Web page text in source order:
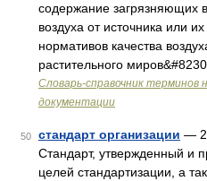
содержание загрязняющих
воздуха от источника или
нормативов качества
растительного
Словарь-справочник терминов
документации
50 стандарт организации —
Стандарт, утвержденный и
целей стандартизации, а